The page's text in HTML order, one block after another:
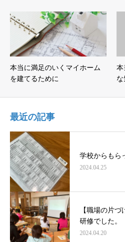
本当に満足のいくマイホーム
を建てるために
本
な
最近の記事
学校からもら
2024.04.25
【職場の片
研修でした。
2024.04.20